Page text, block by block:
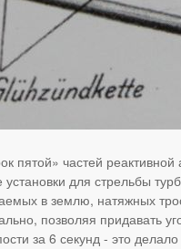
пятой» частей
для стрельбы
в землю, натяжных
позволяя придавать
за 6 секунд - это